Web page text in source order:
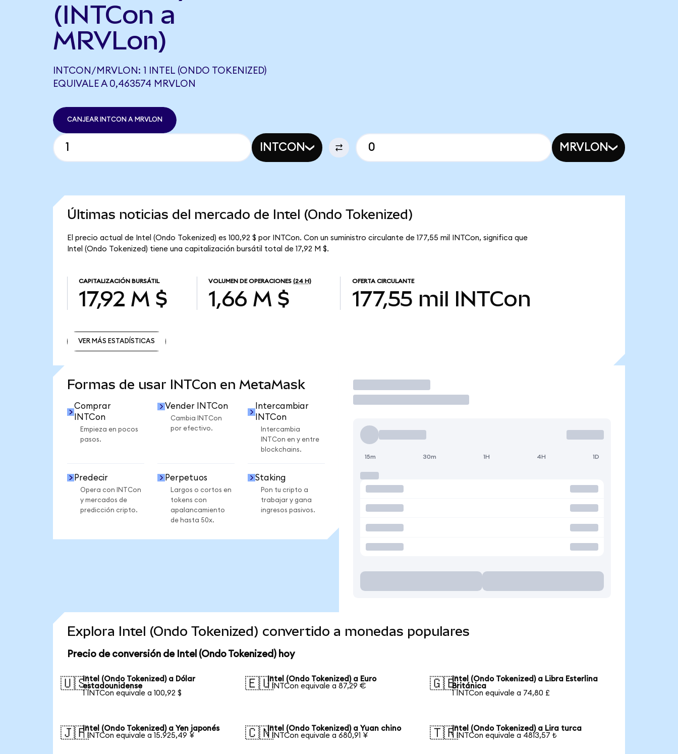
(INTCon a
MRVLon)
INTCON/MRVLON: 1 INTEL (ONDO TOKENIZED)
EQUIVALE A 0,463574 MRVLON
CANJEAR INTCON A MRVLON
INTCON MRVLON
Últimas noticias del mercado de Intel (Ondo Tokenized)
El precio actual de Intel (Ondo Tokenized) es 100,92 $ por INTCon. Con un suministro circulante de 177,55 mil INTCon, significa que
Intel (Ondo Tokenized) tiene una capitalización bursátil total de 17,92 M $.
CAPITALIZACIÓN BURSÁTIL
17,92 M $
VOLUMEN DE OPERACIONES (24 H)
1,66 M $
OFERTA CIRCULANTE
177,55 mil INTCon
VER MÁS ESTADÍSTICAS
Formas de usar INTCon en MetaMask
Comprar
INTCon
Empieza en pocos
pasos.
Vender INTCon
Cambia INTCon
por efectivo.
Intercambiar
INTCon
Intercambia
INTCon en y entre
blockchains.
Predecir
Opera con INTCon
y mercados de
predicción cripto.
Perpetuos
Largos o cortos en
tokens con
apalancamiento
de hasta 50x.
Staking
Pon tu cripto a
trabajar y gana
ingresos pasivos.
Operar
15m 30m 1H 4H 1D
Explora Intel (Ondo Tokenized) convertido a monedas populares
Precio de conversión de Intel (Ondo Tokenized) hoy
🇺🇸Intel (Ondo Tokenized) a Dólar
estadounidense
1 INTCon equivale a 100,92 $
🇪🇺Intel (Ondo Tokenized) a Euro
1 INTCon equivale a 87,29 €
🇬🇧Intel (Ondo Tokenized) a Libra Esterlina
Británica
1 INTCon equivale a 74,80 £
🇯🇵Intel (Ondo Tokenized) a Yen japonés
1 INTCon equivale a 15.925,49 ¥
🇨🇳Intel (Ondo Tokenized) a Yuan chino
1 INTCon equivale a 680,91 ¥
🇹🇷Intel (Ondo Tokenized) a Lira turca
1 INTCon equivale a 4813,57 ₺